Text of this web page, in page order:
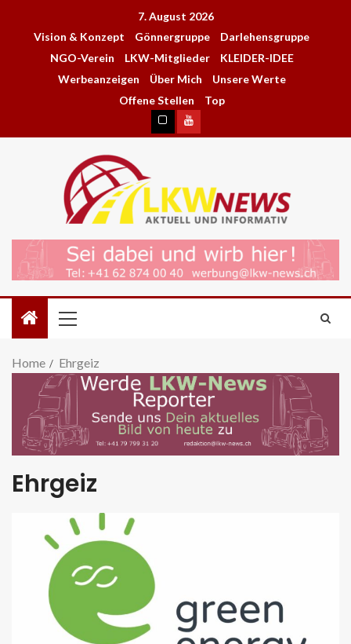
7. August 2026
Vision & Konzept
Gönnergruppe
Darlehensgruppe
NGO-Verein
LKW-Mitglieder
KLEIDER-IDEE
Werbeanzeigen
Über Mich
Unsere Werte
Offene Stellen
Top
Home Ehrgeiz
Ehrgeiz